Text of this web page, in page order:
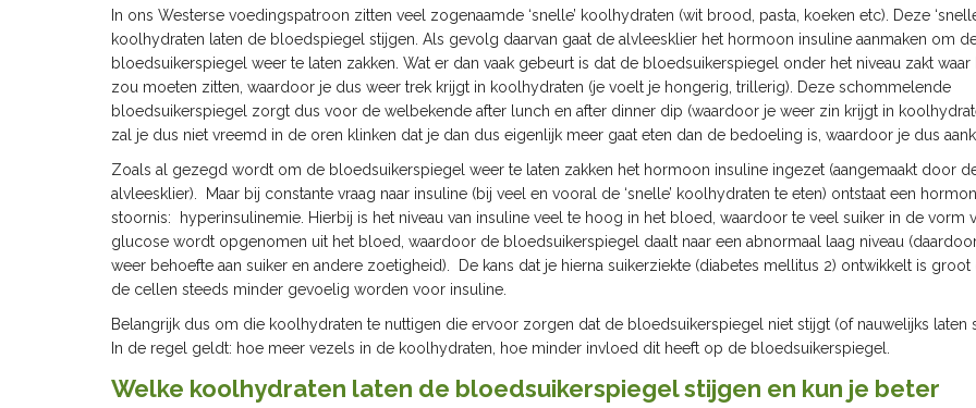
In ons Westerse voedingspatroon zitten veel zogenaamde ‘snelle’ koolhydraten (wit brood, pasta, koeken etc). Deze
koolhydraten laten de bloedspiegel stijgen. Als gevolg daarvan gaat de alvleesklier het hormoon insuline aanmaken om
bloedsuikerspiegel weer te laten zakken. Wat er dan vaak gebeurt is dat de bloedsuikerspiegel onder het niveau zakt waar
zou moeten zitten, waardoor je dus weer trek krijgt in koolhydraten (je voelt je hongerig, trillerig). Deze schommelende
bloedsuikerspiegel zorgt dus voor de welbekende after lunch en after dinner dip (waardoor je weer zin krijgt in
zal je dus niet vreemd in de oren klinken dat je dan dus eigenlijk meer gaat eten dan de bedoeling is, waardoor je dus
Zoals al gezegd wordt om de bloedsuikerspiegel weer te laten zakken het hormoon insuline ingezet (aangemaakt door
alvleesklier). Maar bij constante vraag naar insuline (bij veel en vooral de ‘snelle’ koolhydraten te eten) ontstaat een
stoornis: hyperinsulinemie. Hierbij is het niveau van insuline veel te hoog in het bloed, waardoor te veel suiker in de vorm
glucose wordt opgenomen uit het bloed, waardoor de bloedsuikerspiegel daalt naar een abnormaal laag niveau
weer behoefte aan suiker en andere zoetigheid). De kans dat je hierna suikerziekte (diabetes mellitus 2) ontwikkelt is groot
de cellen steeds minder gevoelig worden voor insuline.
Belangrijk dus om die koolhydraten te nuttigen die ervoor zorgen dat de bloedsuikerspiegel niet stijgt (of nauwelijks laten
In de regel geldt: hoe meer vezels in de koolhydraten, hoe minder invloed dit heeft op de bloedsuikerspiegel.
Welke koolhydraten laten de bloedsuikerspiegel stijgen en kun je beter